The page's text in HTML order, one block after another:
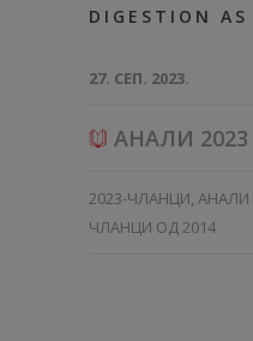
DIGESTION AS
27. СЕП. 2023.
АНАЛИ
2023-ЧЛАНЦИ, АНАЛИ
ЧЛАНЦИ ОД 2014